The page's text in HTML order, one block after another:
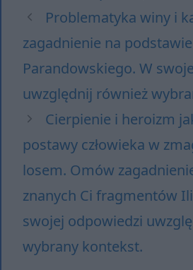
Problematyka winy i
zagadnienie na
Parandowskiego. W
uwzględnij również
Cierpienie i heroizm
postawy człowieka w
losem. Omów
znanych Ci fragmentów
swojej odpowiedzi
wybrany kontekst.